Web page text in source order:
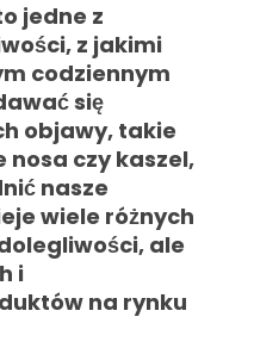
jedne z
z jakimi
codziennym
się
objawy, takie
czy kaszel,
nasze
wiele różnych
ale
i
na rynku